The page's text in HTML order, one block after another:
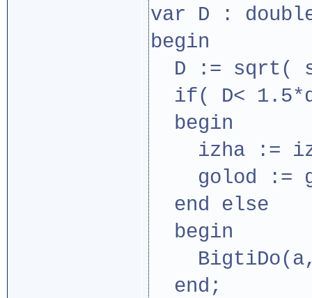
var D :
begin
D := sqrt(
if( D<
begin
izha :=
golod :=
end else
begin
end;